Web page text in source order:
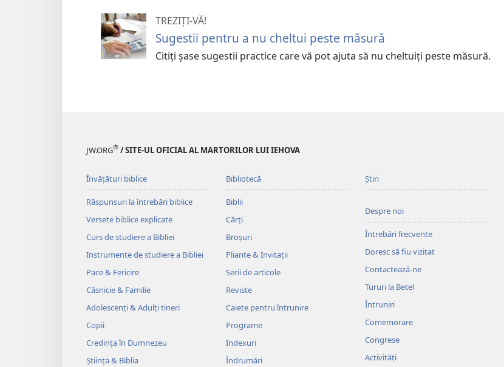
TREZIȚI-VĂ!
Sugestii pentru a nu cheltui peste măsură
Citiţi şase sugestii practice care vă pot ajuta să nu cheltuiţi peste măsură.
JW.ORG® / SITE-UL OFICIAL AL MARTORILOR LUI IEHOVA
Învățături biblice
Răspunsuri la întrebări biblice
Versete biblice explicate
Curs de studiere a Bibliei
Instrumente de studiere a Bibliei
Pace & Fericire
Căsnicie & Familie
Adolescenți & Adulți tineri
Copii
Credința în Dumnezeu
Știința & Biblia
Bibliotecă
Biblii
Cărți
Broșuri
Pliante & Invitații
Serii de articole
Reviste
Caiete pentru întrunire
Programe
Indexuri
Îndrumări
Știri
Despre noi
Întrebări frecvente
Doresc să fiu vizitat
Contactează-ne
Tururi la Betel
Întruniri
Comemorare
Congrese
Activități